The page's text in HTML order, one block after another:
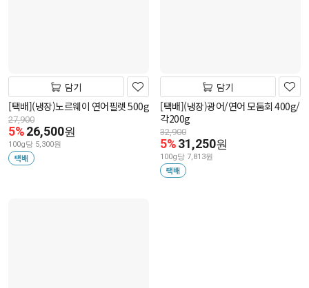
담기
[택배](냉장)노르웨이 연어필렛 500g
27,900
5%26,500원
100g당 5,300원
택배
담기
[택배](냉장)광어/연어 모둠회 400g/
각200g
32,900
5%31,250원
100g당 7,813원
택배